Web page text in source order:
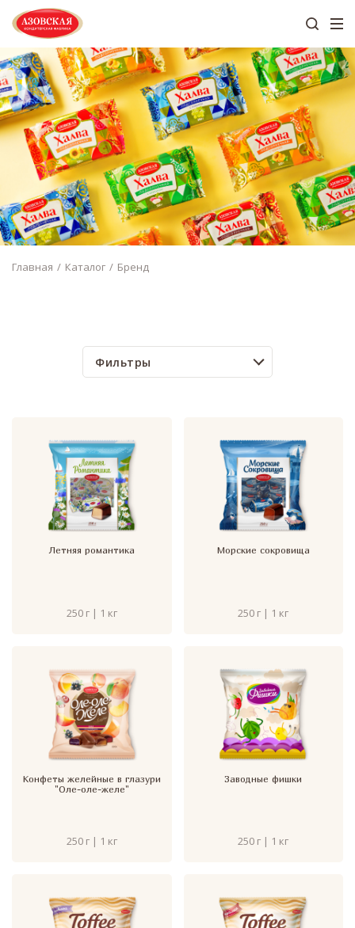
Главная Каталог Бренд
Фильтры
Летняя романтика
250 г | 1 кг
Морские сокровища
250 г | 1 кг
Конфеты желейные в глазури
"Оле-оле-желе"
250 г | 1 кг
Заводные фишки
250 г | 1 кг